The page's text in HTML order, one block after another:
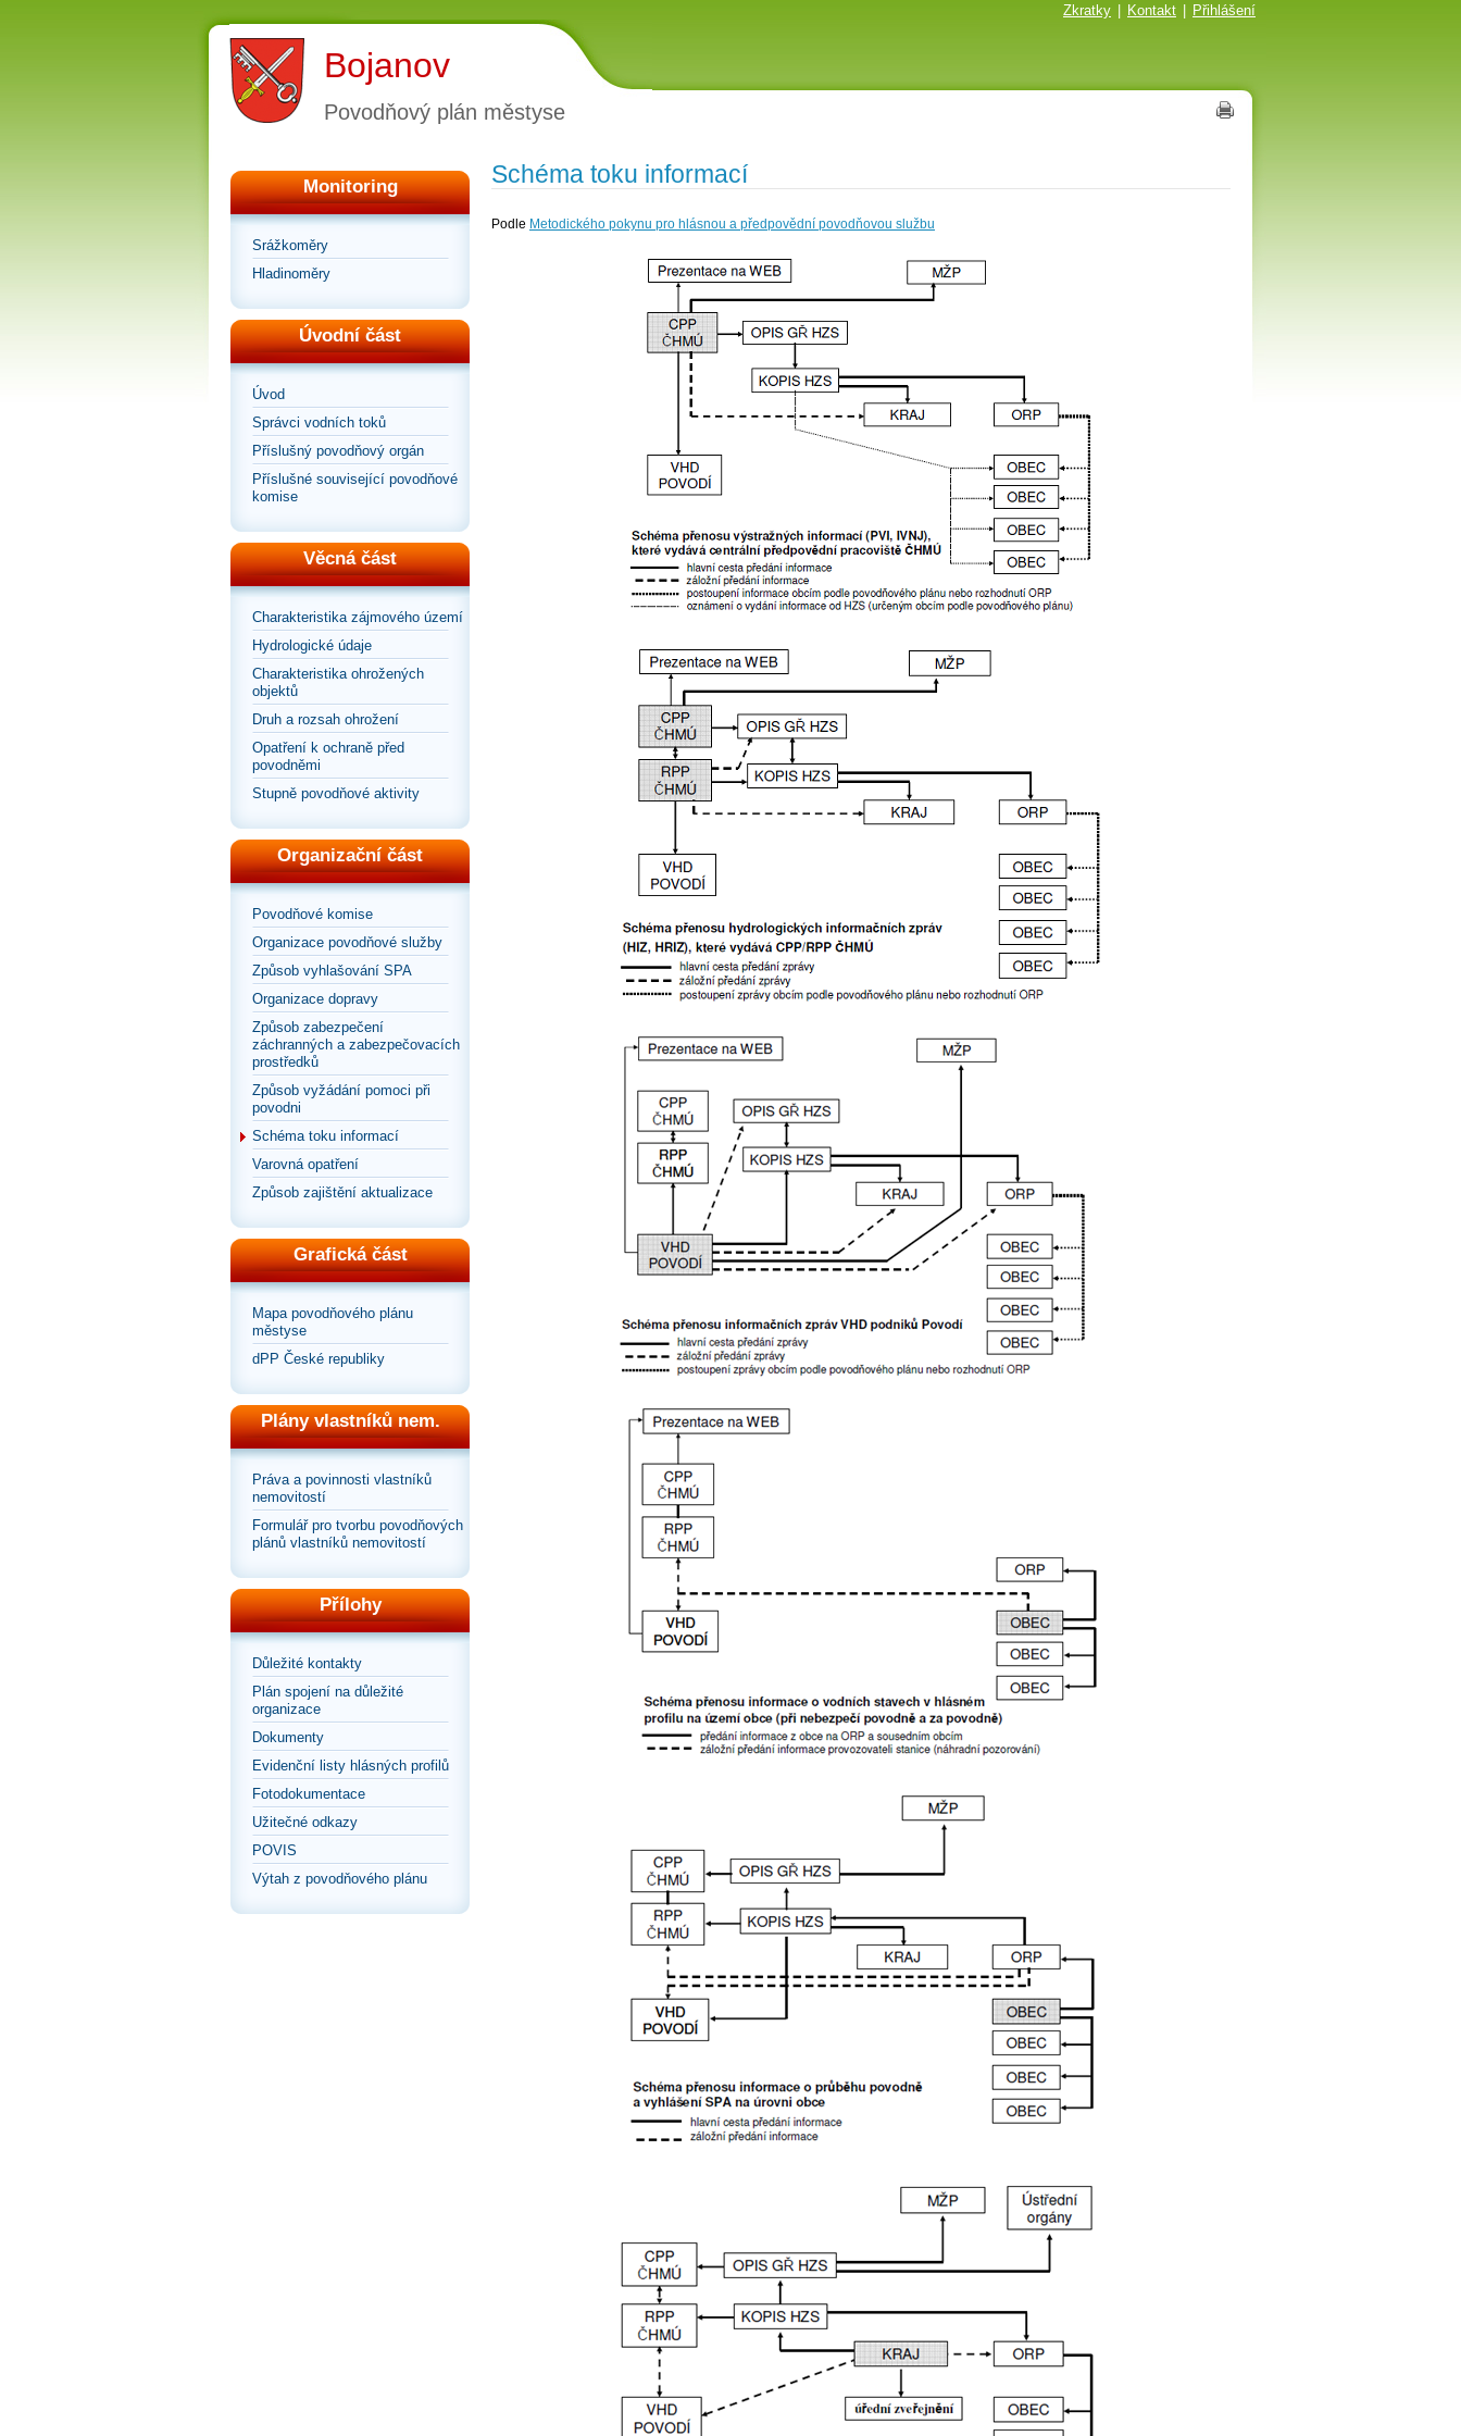
Zkratky Kontakt Přihlášení
Bojanov
Povodňový plán městyse
Monitoring
Srážkoměry
Hladinoměry
Úvodní část
Úvod
Správci vodních toků
Příslušný povodňový orgán
Příslušné související povodňové
komise
Věcná část
Charakteristika zájmového území
Hydrologické údaje
Charakteristika ohrožených
objektů
Druh a rozsah ohrožení
Opatření k ochraně před
povodněmi
Stupně povodňové aktivity
Organizační část
Povodňové komise
Organizace povodňové služby
Způsob vyhlašování SPA
Organizace dopravy
Způsob zabezpečení
záchranných a zabezpečovacích
prostředků
Způsob vyžádání pomoci při
povodni
Schéma toku informací
Varovná opatření
Způsob zajištění aktualizace
Grafická část
Mapa povodňového plánu
městyse
dPP České republiky
Plány vlastníků nem.
Práva a povinnosti vlastníků
nemovitostí
Formulář pro tvorbu povodňových
plánů vlastníků nemovitostí
Přílohy
Důležité kontakty
Plán spojení na důležité
organizace
Dokumenty
Evidenční listy hlásných profilů
Fotodokumentace
Užitečné odkazy
POVIS
Výtah z povodňového plánu
Schéma toku informací
Podle Metodického pokynu pro hlásnou a předpovědní povodňovou službu